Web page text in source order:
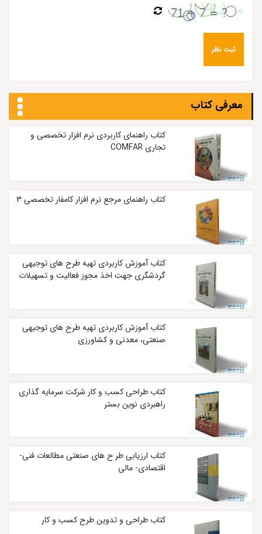
معرفی کتاب
کتاب راهنمای کاربردی نرم افزار تخصصی و
تجاری COMFAR
کتاب راهنمای مرجع نرم افزار کامفار تخصصی 3
کتاب آموزش کاربردی تهیه طرح‌ های توجیهی
گردشگری جهت اخذ مجوز فعالیت و تسهیلات
کتاب آموزش کاربردی تهیه طرح های توجیهی
صنعتی، معدنی و کشاورزی
کتاب طراحی کسب و کار شرکت سرمایه‌ گذاری
راهبردی نوین بستر
کتاب ارزیابی طر ح ‌های صنعتی مطالعات فنی-
اقتصادی- مالی
کتاب طراحی و تدوین طرح کسب و کار